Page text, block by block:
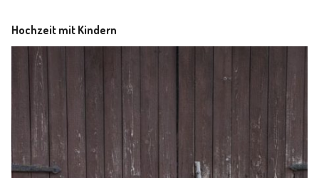
Hochzeit mit Kindern